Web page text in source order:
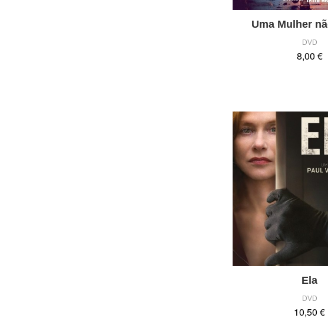
Uma Mulher
DVD
8,00 €
Ela
DVD
10,50 €